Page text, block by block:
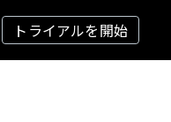
トライアルを開始